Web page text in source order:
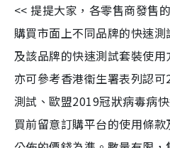
<< 提提大家，各零售商發售
購買市面上不同品牌的快速
及該品牌的快速測試套裝使
亦可參考香港衞生署表列認
測試、歐盟2019冠狀病毒病
買前留意訂購平台的使用條